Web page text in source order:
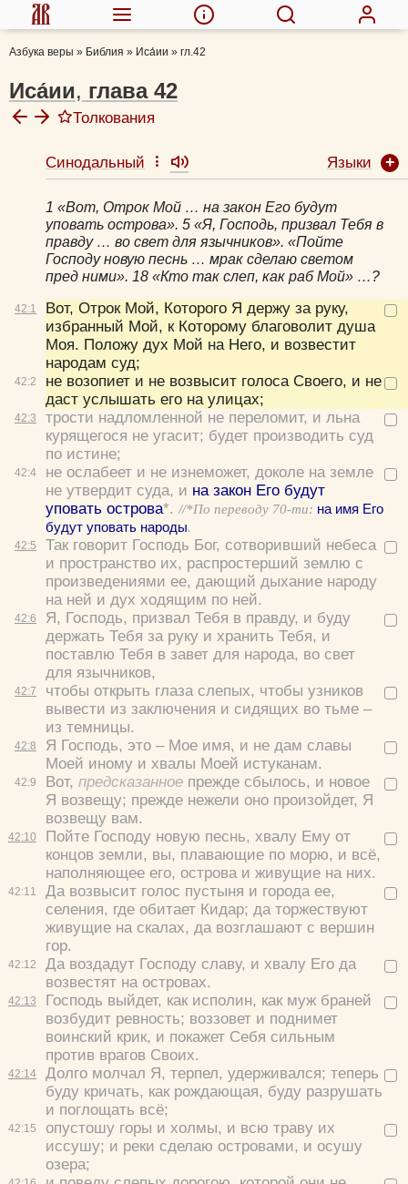
Азбука веры » Библия » Иса́ии » гл.42
Иса́ии, глава 42
Толкования
Ефрем Сирин, прп.
Толковая Библия А.П. Лопухина
Кирилл Александрийский, свт.
42:1
42:2
42:3
42:4
42:5
42:6
42:7
42:8
42:9
42:10
42:11
42:12
42:13
42:14
42:15
Синодальный Языки
1 «Вот, Отрок Мой … на закон Его будут
уповать острова». 5 «Я, Господь, призвал Тебя в
правду … во свет для язычников». «Пойте
Господу новую песнь … мрак сделаю светом
пред ними». 18 «Кто так слеп, как раб Мой» …?
Вот, Отрок Мой, Которого Я держу за руку,
избранный Мой, к Которому благоволит душа
Моя. Положу дух Мой на Него, и возвестит
народам суд;
не возопиет и не возвысит голоса Своего, и не
даст услышать его на улицах;
трости надломленной не переломит, и льна
курящегося не угасит; будет производить суд
по истине;
не ослабеет и не изнеможет, доколе на земле
не утвердит суда, и на закон Его будут
уповать острова*. //*По переводу 70-ти: на имя Его
будут уповать народы.
Так говорит Господь Бог, сотворивший небеса
и пространство их, распростерший землю с
произведениями ее, дающий дыхание народу
на ней и дух ходящим по ней.
Я, Господь, призвал Тебя в правду, и буду
держать Тебя за руку и хранить Тебя, и
поставлю Тебя в завет для народа, во свет
для язычников,
чтобы открыть глаза слепых, чтобы узников
вывести из заключения и сидящих во тьме –
из темницы.
Я Господь, это – Мое имя, и не дам славы
Моей иному и хвалы Моей истуканам.
Вот, предсказанное прежде сбылось, и новое
Я возвещу; прежде нежели оно произойдет, Я
возвещу вам.
Пойте Господу новую песнь, хвалу Ему от
концов земли, вы, плавающие по морю, и всё,
наполняющее его, острова и живущие на них.
Да возвысит голос пустыня и города ее,
селения, где обитает Кидар; да торжествуют
живущие на скалах, да возглашают с вершин
гор.
Да воздадут Господу славу, и хвалу Его да
возвестят на островах.
Господь выйдет, как исполин, как муж браней
возбудит ревность; воззовет и поднимет
воинский крик, и покажет Себя сильным
против врагов Своих.
Долго молчал Я, терпел, удерживался; теперь
буду кричать, как рождающая, буду разрушать
и поглощать всё;
опустошу горы и холмы, и всю траву их
иссушу; и реки сделаю островами, и осушу
озера;